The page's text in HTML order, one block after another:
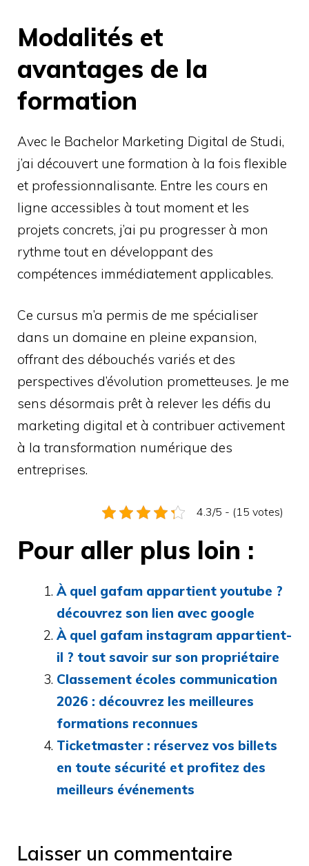
Modalités et
avantages de la
formation
Avec le Bachelor Marketing Digital de Studi,
j’ai découvert une formation à la fois flexible
et professionnalisante. Entre les cours en
ligne accessibles à tout moment et les
projets concrets, j’ai pu progresser à mon
rythme tout en développant des
compétences immédiatement applicables.
Ce cursus m’a permis de me spécialiser
dans un domaine en pleine expansion,
offrant des débouchés variés et des
perspectives d’évolution prometteuses. Je me
sens désormais prêt à relever les défis du
marketing digital et à contribuer activement
à la transformation numérique des
entreprises.
4.3/5 - (15 votes)
Pour aller plus loin :
À quel gafam appartient youtube ?
découvrez son lien avec google
À quel gafam instagram appartient-
il ? tout savoir sur son propriétaire
Classement écoles communication
2026 : découvrez les meilleures
formations reconnues
Ticketmaster : réservez vos billets
en toute sécurité et profitez des
meilleurs événements
Laisser un commentaire